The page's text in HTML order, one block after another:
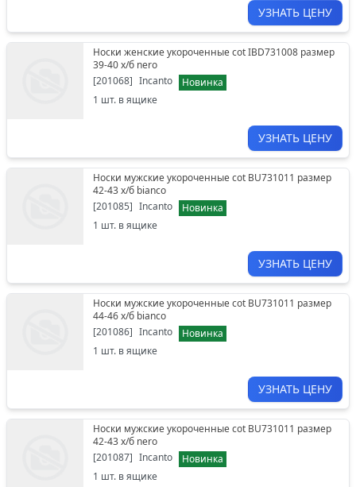
УЗНАТЬ ЦЕНУ
Носки женские укороченные cot IBD731008 размер
39-40 х/б nero
[201068] Incanto
Новинка
1 шт. в ящике
УЗНАТЬ ЦЕНУ
Носки мужские укороченные cot BU731011 размер
42-43 х/б bianco
[201085] Incanto
Новинка
1 шт. в ящике
УЗНАТЬ ЦЕНУ
Носки мужские укороченные cot BU731011 размер
44-46 х/б bianco
[201086] Incanto
Новинка
1 шт. в ящике
УЗНАТЬ ЦЕНУ
Носки мужские укороченные cot BU731011 размер
42-43 х/б nero
[201087] Incanto
Новинка
1 шт. в ящике